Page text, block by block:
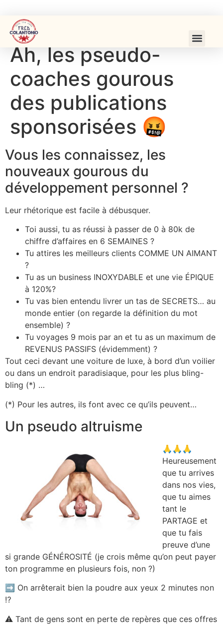
Ah, les pseudo-
coaches gourous
des publications
sponsorisées 🤬
Vous les connaissez, les
nouveaux gourous du
développement personnel ?
Leur rhétorique est facile à débusquer.
Toi aussi, tu as réussi à passer de 0 à 80k de
chiffre d’affaires en 6 SEMAINES ?
Tu attires les meilleurs clients COMME UN AIMANT
?
Tu as un business INOXYDABLE et une vie ÉPIQUE
à 120%?
Tu vas bien entendu livrer un tas de SECRETS… au
monde entier (on regarde la définition du mot
ensemble) ?
Tu voyages 9 mois par an et tu as un maximum de
REVENUS PASSIFS (évidemment) ?
Tout ceci devant une voiture de luxe, à bord d’un voilier
ou dans un endroit paradisiaque, pour les plus bling-
bling (*) …
(*) Pour les autres, ils font avec ce qu’ils peuvent…
Un pseudo altruisme
🙏 🙏 🙏
Heureusement
que tu arrives
dans nos vies,
que tu aimes
tant le
PARTAGE et
que tu fais
preuve d’une
si grande GÉNÉROSITÉ (je crois même qu’on peut payer
ton programme en plusieurs fois, non ?)
➡️ On arrêterait bien la poudre aux yeux 2 minutes non
⁉️
⚠️ Tant de gens sont en perte de repères que ces offres